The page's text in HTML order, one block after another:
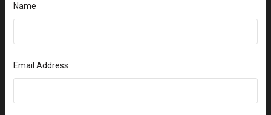
Name
Email Address